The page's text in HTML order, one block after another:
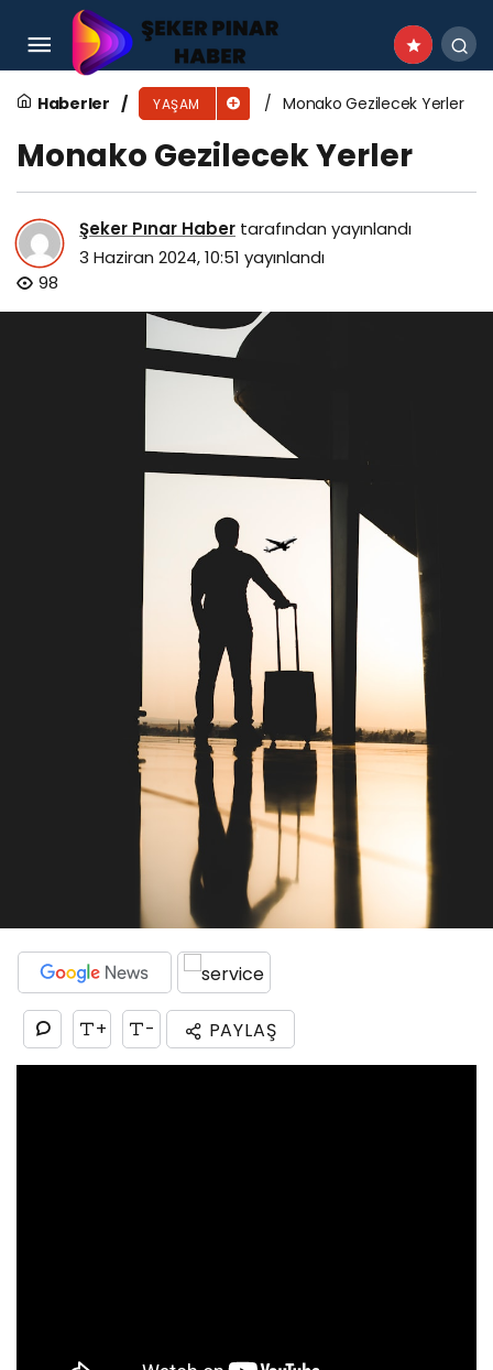
Haberler YAŞAM Monako Gezilecek Yerler
Monako Gezilecek Yerler
Şeker Pınar Haber tarafından yayınlandı
3 Haziran 2024, 10:51 yayınlandı
98
+ - PAYLAŞ
İrlanda Gezilecek Yerler